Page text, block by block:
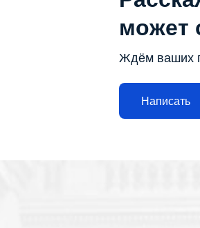
может
Ждём ваших
Написать